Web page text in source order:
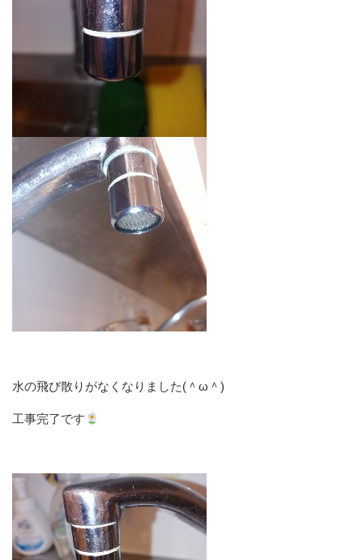
水の飛び散りがなくなりました(＾ω＾)
工事完了です